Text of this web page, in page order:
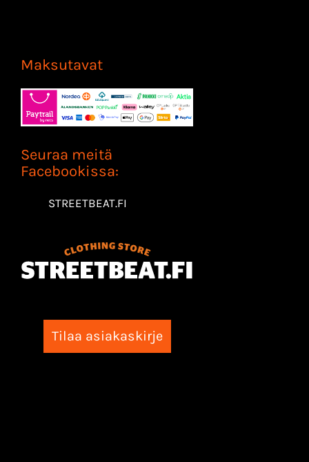
Maksutavat
Seuraa meitä
Facebookissa:
STREETBEAT.FI